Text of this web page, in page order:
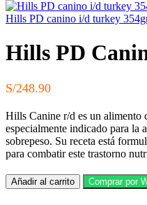
Hills PD canino i/d turkey
Hills PD
S/248.90
Hills Canine r/d es un alimento
especialmente indicado para la
sobrepeso. Su receta está
para combatir este trastorno
Hills
PD
Añadir al carrito Comprar por